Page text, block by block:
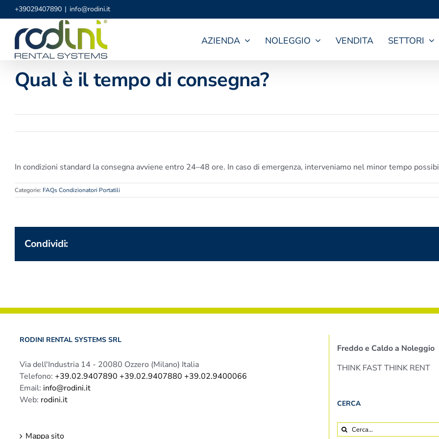
Salta
al
contenuto
+39029407890 | info@rodini.it
AZIENDA NOLEGGIO VENDITA SETTORI
Qual è il tempo di consegna?
In condizioni standard la consegna avviene entro 24–48 ore. In caso di emergenza, interveniamo nel minor tempo
Categorie: FAQs Condizionatori Portatili
Condividi:
RODINI RENTAL SYSTEMS SRL
Via dell'Industria 14 - 20080 Ozzero (Milano) Italia
Telefono: +39.02.9407890 +39.02.9407880 +39.02.9400066
Email: info@rodini.it
Web: rodini.it
Mappa sito
Freddo e Caldo a Noleggio
THINK FAST THINK RENT
CERCA
Cerca